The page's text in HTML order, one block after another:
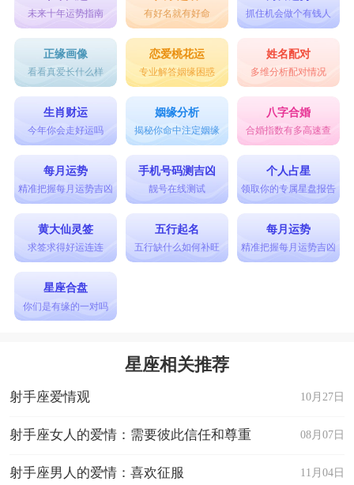
未来十年运势指南 有好名就有好命 抓住机会做个有钱人
正缘画像
看看真爱长什么样
恋爱桃花运
专业解答姻缘困惑
姓名配对
多维分析配对情况
生肖财运
今年你会走好运吗
姻缘分析
揭秘你命中注定姻缘
八字合婚
合婚指数有多高速查
每月运势
精准把握每月运势吉凶
手机号码测吉凶
靓号在线测试
个人占星
领取你的专属星盘报告
黄大仙灵签
求签求得好运连连
五行起名
五行缺什么如何补旺
每月运势
精准把握每月运势吉凶
星座合盘
你们是有缘的一对吗
星座相关推荐
10月27日
射手座爱情观
08月07日
射手座女人的爱情：需要彼此信任和尊重
11月04日
射手座男人的爱情：喜欢征服